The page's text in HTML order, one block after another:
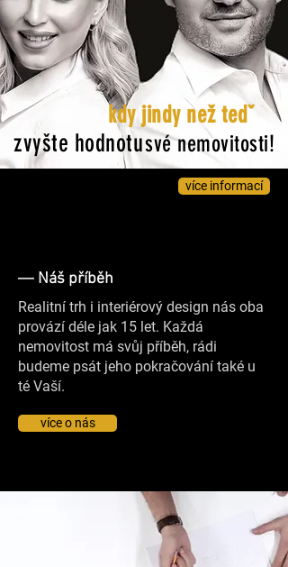
kdy jindy než tedˇ
zvyšte hodnotusvé nemovitosti!
více informací
— Náš příběh
Realitní trh i interiérový design nás oba
provází déle jak 15 let. Každá
nemovitost má svůj příběh, rádi
budeme psát jeho pokračování také u
té Vaší.
více o nás